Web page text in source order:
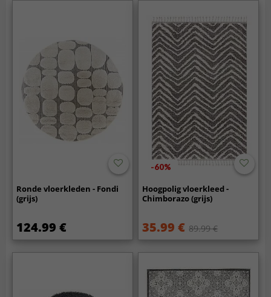
Ronde vloerkleden - Fondi
(grijs)
124.99 €
-60%
Hoogpolig vloerkleed -
Chimborazo (grijs)
35.99 € 89.99 €